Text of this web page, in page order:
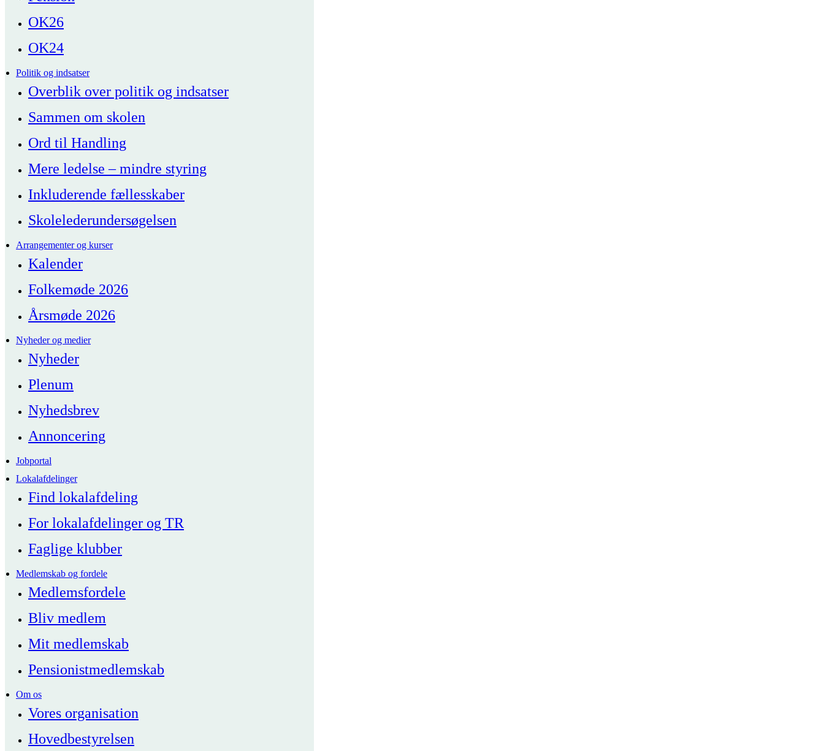
OK26
OK24
Politik og indsatser
Overblik over politik og indsatser
Sammen om skolen
Ord til Handling
Mere ledelse – mindre styring
Inkluderende fællesskaber
Skolelederundersøgelsen
Arrangementer og kurser
Kalender
Folkemøde 2026
Årsmøde 2026
Nyheder og medier
Nyheder
Plenum
Nyhedsbrev
Annoncering
Jobportal
Lokalafdelinger
Find lokalafdeling
For lokalafdelinger og TR
Faglige klubber
Medlemskab og fordele
Medlemsfordele
Bliv medlem
Mit medlemskab
Pensionistmedlemskab
Om os
Vores organisation
Hovedbestyrelsen